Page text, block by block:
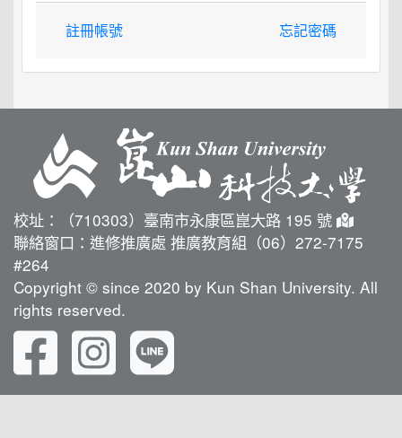
註冊帳號 忘記密碼
校址：（710303）臺南市永康區崑大路 195 號
聯絡窗口：進修推廣處 推廣教育組（06）272-7175
#264
Copyright © since 2020 by Kun Shan University. All
rights reserved.